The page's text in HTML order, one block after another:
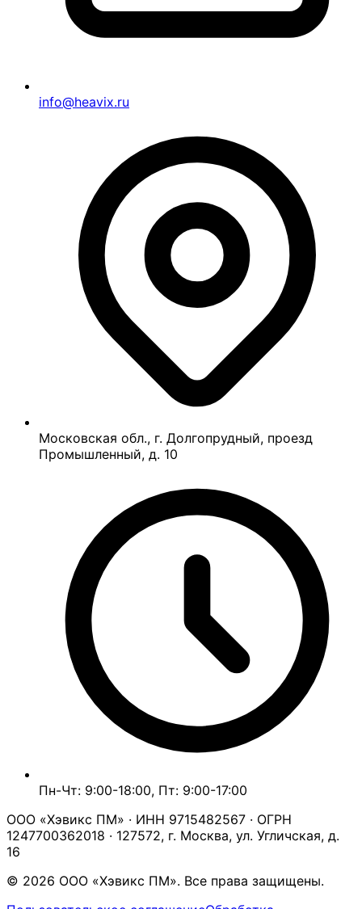
info@heavix.ru
Московская обл., г. Долгопрудный, проезд
Промышленный, д. 10
Пн-Чт: 9:00-18:00, Пт: 9:00-17:00
ООО «Хэвикс ПМ» · ИНН 9715482567 · ОГРН
1247700362018 · 127572, г. Москва, ул. Угличская, д.
16
© 2026 ООО «Хэвикс ПМ». Все права защищены.